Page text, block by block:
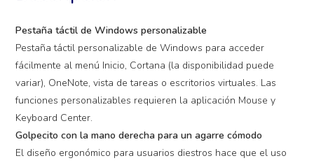
Pestaña táctil de Windows personalizable
Pestaña táctil personalizable de Windows para acceder
fácilmente al menú Inicio, Cortana (la disponibilidad puede
variar), OneNote, vista de tareas o escritorios virtuales. Las
funciones personalizables requieren la aplicación Mouse y
Keyboard Center.
Golpecito con la mano derecha para un agarre cómodo
El diseño ergonómico para usuarios diestros hace que el uso